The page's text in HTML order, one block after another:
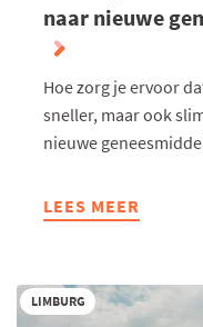
naar nieuwe
Hoe zorg je ervoor
sneller, maar ook
nieuwe
LEES MEER
ABOUT
INNOVATIE
MOET
LIMBURG